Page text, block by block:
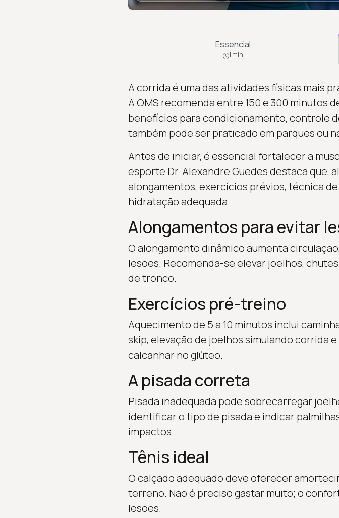
Essencial
1 min
A corrida é uma das atividades físicas mais
A OMS recomenda entre 150 e 300 minutos
benefícios para condicionamento, controle
também pode ser praticado em parques ou
Antes de iniciar, é essencial fortalecer a
esporte Dr. Alexandre Guedes destaca que,
alongamentos, exercícios prévios, técnica
hidratação adequada.
Alongamentos para evitar
O alongamento dinâmico aumenta
lesões. Recomenda-se elevar joelhos,
de tronco.
Exercícios pré-treino
Aquecimento de 5 a 10 minutos inclui
skip, elevação de joelhos simulando corrida
calcanhar no glúteo.
A pisada correta
Pisada inadequada pode sobrecarregar
identificar o tipo de pisada e indicar
impactos.
Tênis ideal
O calçado adequado deve oferecer
terreno. Não é preciso gastar muito; o
lesões.